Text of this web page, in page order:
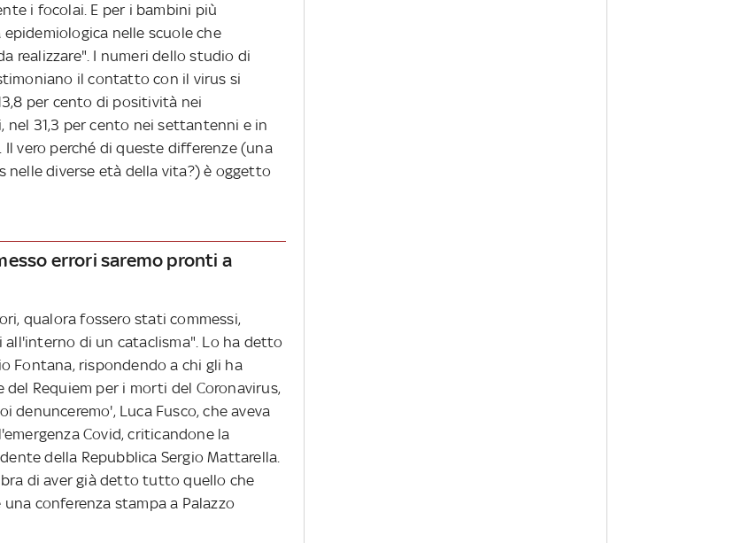
i focolai. E per i bambini più
nelle scuole che
realizzare". I numeri dello studio di
il contatto con il virus si
per cento di positività nei
nel 31,3 per cento nei settantenni e in
vero perché di queste differenze (una
diverse età della vita?) è oggetto
errori saremo pronti a
qualora fossero stati commessi,
di un cataclisma". Lo ha detto
Fontana, rispondendo a chi gli ha
Requiem per i morti del Coronavirus,
Luca Fusco, che aveva
Covid, criticandone la
della Repubblica Sergio Mattarella.
di aver già detto tutto quello che
conferenza stampa a Palazzo